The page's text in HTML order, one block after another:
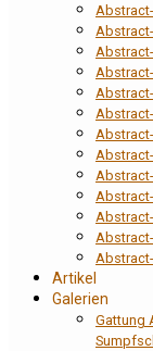
Artikel
Galerien
Gattung